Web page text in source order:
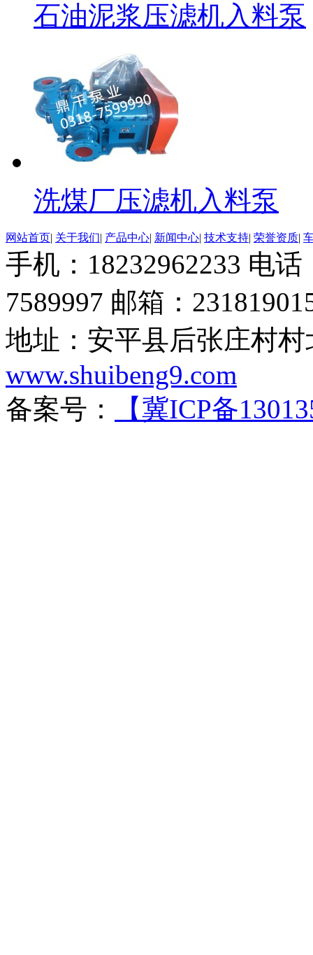
石油泥浆压滤机入料泵
洗煤厂压滤机入料泵
网站首页| 关于我们| 产品中心| 新闻中心| 技术支持| 荣誉资质|
手机：18232962233 电
7589997 邮箱：
地址：安平县后张庄村
www.shuibeng9.com
备案号：
【冀ICP备